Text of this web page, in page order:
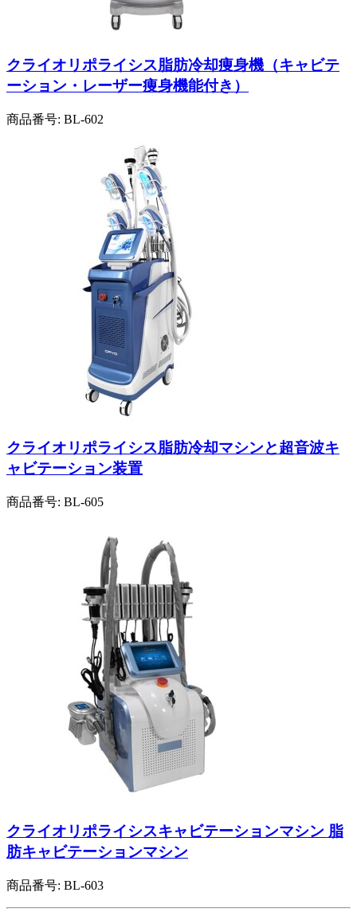
クライオリポライシス脂肪冷却痩身機（キャビテ
ーション・レーザー痩身機能付き）
商品番号: BL-602
クライオリポライシス脂肪冷却マシンと超音波キ
ャビテーション装置
商品番号: BL-605
クライオリポライシスキャビテーションマシン 脂
肪キャビテーションマシン
商品番号: BL-603